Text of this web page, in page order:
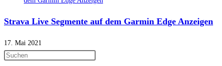
Strava Live Segmente auf dem Garmin Edge Anzeigen
17. Mai 2021